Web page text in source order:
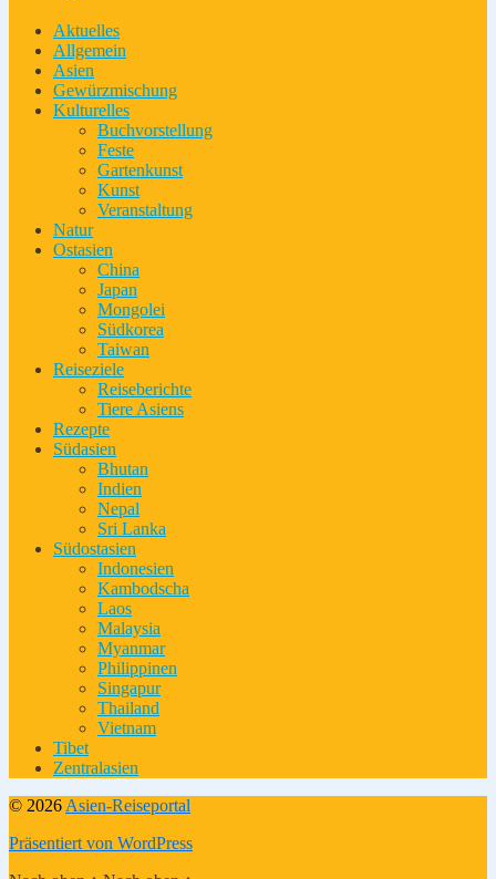
Aktuelles
Allgemein
Asien
Gewürzmischung
Kulturelles
Buchvorstellung
Feste
Gartenkunst
Kunst
Veranstaltung
Natur
Ostasien
China
Japan
Mongolei
Südkorea
Taiwan
Reiseziele
Reiseberichte
Tiere Asiens
Rezepte
Südasien
Bhutan
Indien
Nepal
Sri Lanka
Südostasien
Indonesien
Kambodscha
Laos
Malaysia
Myanmar
Philippinen
Singapur
Thailand
Vietnam
Tibet
Zentralasien
© 2026 Asien-Reiseportal
Präsentiert von WordPress